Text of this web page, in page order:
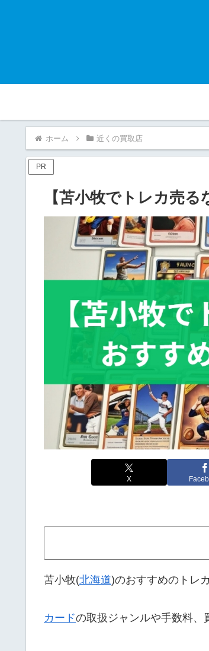
ホーム 近くの買取店
PR
【苫小牧でトレカ売
X
苫小牧(北海道)のおすすめのトレ
カードの取扱ジャンルや手数料、